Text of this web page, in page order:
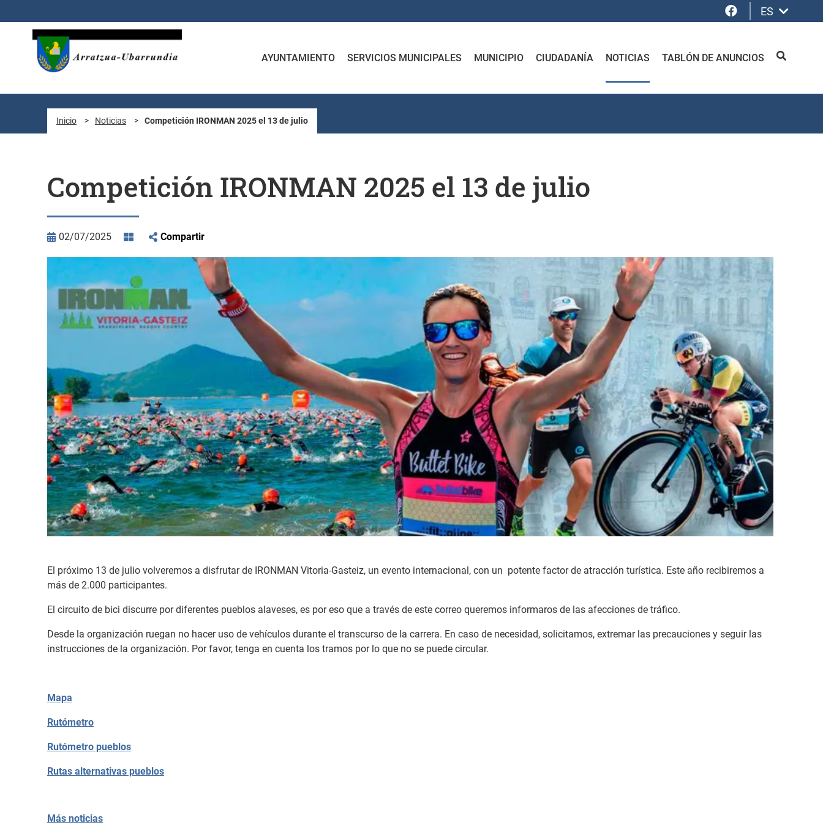
Facebook
ES
AYUNTAMIENTO SERVICIOS MUNICIPALES MUNICIPIO CIUDADANÍA NOTICIAS TABLÓN DE ANUNCIOS BUSCAR
Inicio > Noticias > Competición IRONMAN 2025 el 13 de julio
Competición IRONMAN 2025 el 13 de julio
02/07/2025 Compartir
El próximo 13 de julio volveremos a disfrutar de IRONMAN Vitoria-Gasteiz, un evento internacional, con un potente factor de atracción turística. Este año recibiremos a
más de 2.000 participantes.
El circuito de bici discurre por diferentes pueblos alaveses, es por eso que a través de este correo queremos informaros de las afecciones de tráfico.
Desde la organización ruegan no hacer uso de vehículos durante el transcurso de la carrera. En caso de necesidad, solicitamos, extremar las precauciones y seguir las
instrucciones de la organización. Por favor, tenga en cuenta los tramos por lo que no se puede circular.
Mapa
Rutómetro
Rutómetro pueblos
Rutas alternativas pueblos
Más noticias